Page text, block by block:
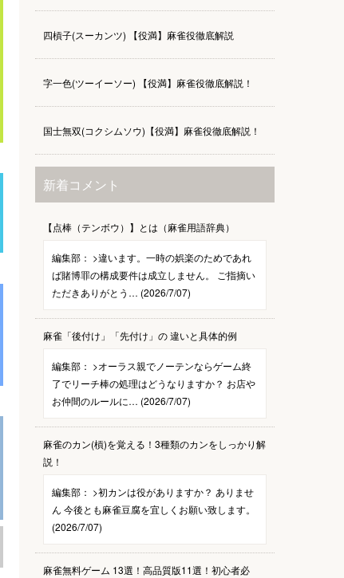
四槓子(スーカンツ) 【役満】麻雀役徹底解説
字一色(ツーイーソー) 【役満】麻雀役徹底解説！
国士無双(コクシムソウ)【役満】麻雀役徹底解説！
新着コメント
【点棒（テンボウ）】とは（麻雀用語辞典）
編集部： >違います。一時の娯楽のためであれ
ば賭博罪の構成要件は成立しません。 ご指摘い
ただきありがとう… (2026/7/07)
麻雀「後付け」「先付け」の 違いと具体的例
編集部： >オーラス親でノーテンならゲーム終
了でリーチ棒の処理はどうなりますか？ お店や
お仲間のルールに… (2026/7/07)
麻雀のカン(槓)を覚える！3種類のカンをしっかり解
説！
編集部： >初カンは役がありますか？ ありませ
ん 今後とも麻雀豆腐を宜しくお願い致します。
(2026/7/07)
麻雀無料ゲーム 13選！高品質版11選！初心者必